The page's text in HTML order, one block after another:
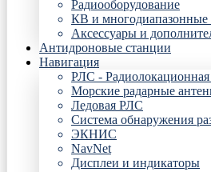
Радиооборудование
КВ и многодиапазонные
Аксессуары и
Антидроновые станции
Навигация
РЛС - Радиолокационная
Морские радарные
Ледовая РЛС
Система обнаружения
ЭКНИС
NavNet
Дисплеи и индикаторы